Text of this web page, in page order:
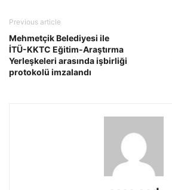
Previous article
Mehmetçik Belediyesi ile
İTÜ-KKTC Eğitim-Araştırma
Yerleşkeleri arasında işbirliği
protokolü imzalandı